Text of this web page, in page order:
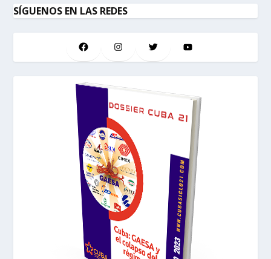
SÍGUENOS EN LAS REDES